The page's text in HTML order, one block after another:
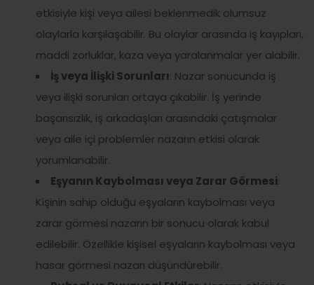
etkisiyle kişi veya ailesi beklenmedik olumsuz
olaylarla karşılaşabilir. Bu olaylar arasında iş kayıpları,
maddi zorluklar, kaza veya yaralanmalar yer alabilir.
İş veya İlişki Sorunları: Nazar sonucunda iş
veya ilişki sorunları ortaya çıkabilir. İş yerinde
başarısızlık, iş arkadaşları arasındaki çatışmalar
veya aile içi problemler nazarın etkisi olarak
yorumlanabilir.
Eşyanın Kaybolması veya Zarar Görmesi:
Kişinin sahip olduğu eşyaların kaybolması veya
zarar görmesi nazarın bir sonucu olarak kabul
edilebilir. Özellikle kişisel eşyaların kaybolması veya
hasar görmesi nazarı düşündürebilir.